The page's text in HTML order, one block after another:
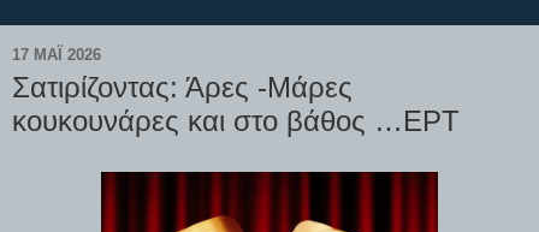
17 ΜΑΪ́ 2026
Σατιρίζοντας: Άρες -Μάρες
κουκουνάρες και στο βάθος …ΕΡΤ